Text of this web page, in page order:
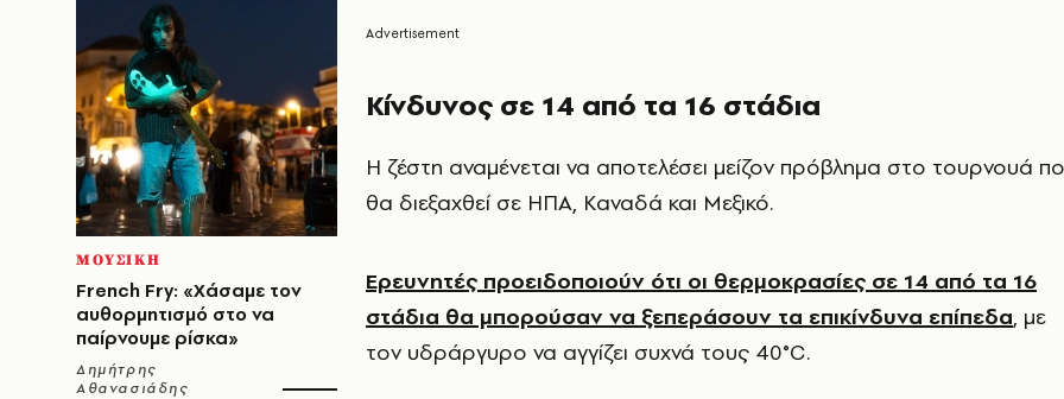
ΜΟΥΣΙΚΗ
French Fry: «Χάσαμε τον
αυθορμητισμό στο να
παίρνουμε ρίσκα»
Δημήτρης
Αθανασιάδης
Κίνδυνος σε 14 από τα 16 στάδια
Η ζέστη αναμένεται να αποτελέσει μείζον πρόβλημα στο τουρνουά
θα διεξαχθεί σε ΗΠΑ, Καναδά και Μεξικό.
Ερευνητές προειδοποιούν ότι οι θερμοκρασίες σε 14 από τα 16
στάδια θα μπορούσαν να ξεπεράσουν τα επικίνδυνα επίπεδα, με
τον υδράργυρο να αγγίζει συχνά τους 40°C.